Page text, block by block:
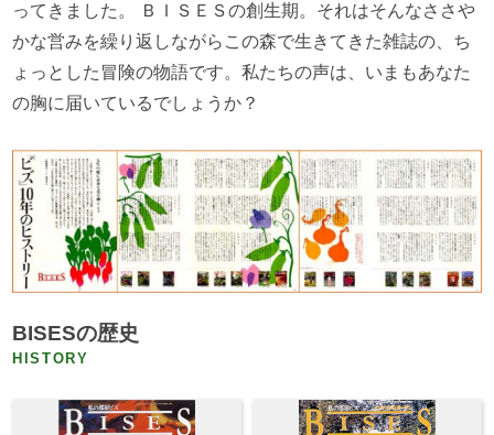
ってきました。 ＢＩＳＥＳの創生期。それはそんなささや
かな営みを繰り返しながらこの森で生きてきた雑誌の、ち
ょっとした冒険の物語です。私たちの声は、いまもあなた
の胸に届いているでしょうか？
BISESの歴史
HISTORY